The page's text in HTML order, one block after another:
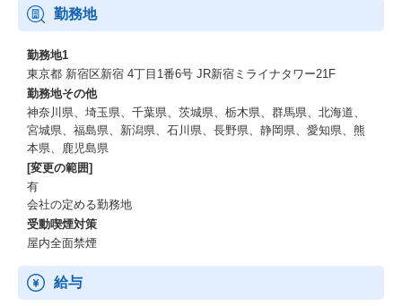
勤務地
勤務地1
東京都 新宿区新宿 4丁目1番6号 JR新宿ミライナタワー21F
勤務地その他
神奈川県、埼玉県、千葉県、茨城県、栃木県、群馬県、北海道、
宮城県、福島県、新潟県、石川県、長野県、静岡県、愛知県、熊
本県、鹿児島県
[変更の範囲]
有
会社の定める勤務地
受動喫煙対策
屋内全面禁煙
給与